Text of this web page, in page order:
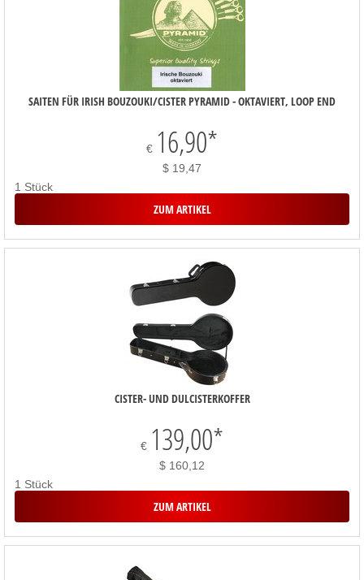
SAITEN FÜR IRISH BOUZOUKI/CISTER PYRAMID - OKTAVIERT, LOOP END
€ 16,90*
$ 19,47
1 Stück
ZUM ARTIKEL
CISTER- UND DULCISTERKOFFER
€ 139,00*
$ 160,12
1 Stück
ZUM ARTIKEL